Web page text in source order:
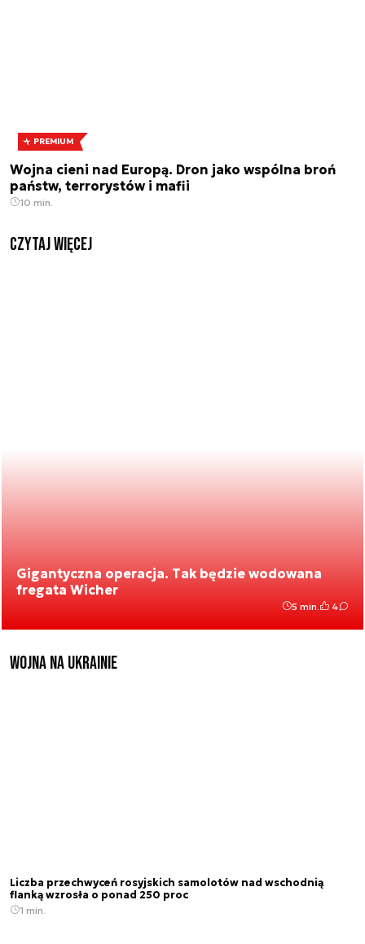
PREMIUM
Wojna cieni nad Europą. Dron jako wspólna broń
państw, terrorystów i mafii
10 min.
czytaj więcej
Gigantyczna operacja. Tak będzie wodowana
fregata Wicher
5 min. 4
Wojna na Ukrainie
Liczba przechwyceń rosyjskich samolotów nad wschodnią
flanką wzrosła o ponad 250 proc
1 min.